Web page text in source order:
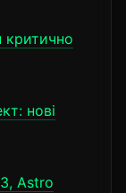
критично
нові
Astro